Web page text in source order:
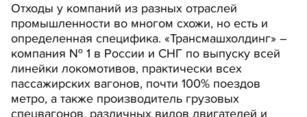
Отходы у компаний из разных отраслей
промышленности во многом схожи, но есть и
определенная специфика. «Трансмашхолдинг» –
компания № 1 в России и СНГ по выпуску всей
линейки локомотивов, практически всех
пассажирских вагонов, почти 100% поездов
метро, а также производитель грузовых
спецвагонов, различных видов двигателей и